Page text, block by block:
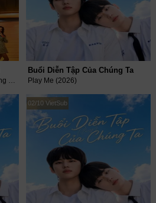
The Affair Was Just The Beginning (2026)
Buổi Diễn Tập Của Chúng Ta
Play Me (2026)
02/10 VietSub